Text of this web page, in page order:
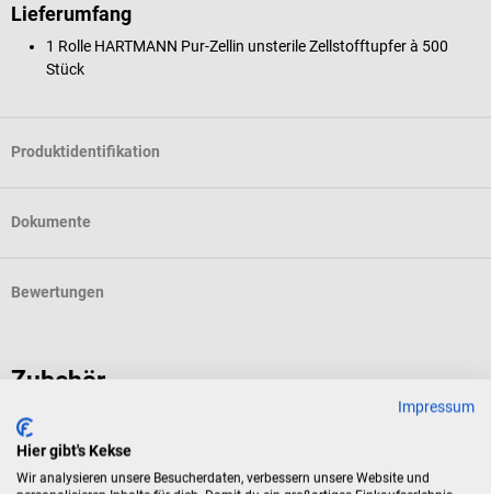
Lieferumfang
1 Rolle HARTMANN Pur-Zellin unsterile Zellstofftupfer à 500
Stück
Produktidentifikation
Dokumente
Bewertungen
Zubehör
1m4
Impressum
Hier gibt's Kekse
Wir analysieren unsere Besucherdaten, verbessern unsere Website und